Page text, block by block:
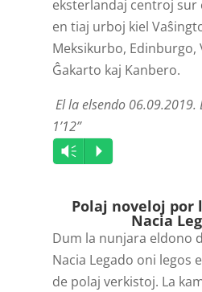
eksterlandaj centroj
en tiaj urboj kiel
Meksikurbo, Edinburgo,
Ĝakarto kaj Kanbero.
El la elsendo 06.09.2019.
1’12”
Audio
Player
Vm P
Polaj noveloj por
Nacia
Dum la nunjara eldono
Nacia Legado oni legos
de polaj verkistoj. La